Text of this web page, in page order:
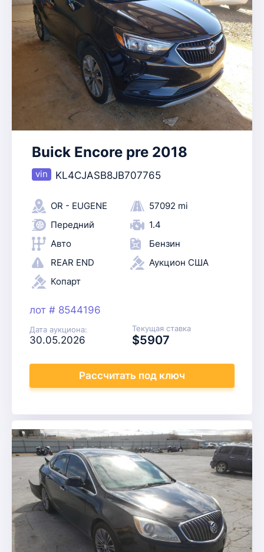
Buick Encore pre 2018
KL4CJASB8JB707765
OR - EUGENE
57092 mi
Передний
1.4
Авто
Бензин
REAR END
Аукцион США
Копарт
лот # 8544196
Дата аукциона:
30.05.2026
Текущая ставка
$5907
Рассчитать под ключ